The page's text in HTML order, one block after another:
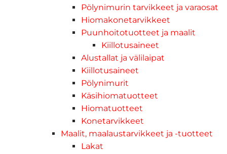
Pölynimurin tarvikkeet ja varaosat
Hiomakonetarvikkeet
Puunhoitotuotteet ja maalit
Kiillotusaineet
Alustallat ja välilaipat
Kiillotusaineet
Pölynimurit
Käsihiomatuotteet
Hiomatuotteet
Konetarvikkeet
Maalit, maalaustarvikkeet ja -tuotteet
Lakat